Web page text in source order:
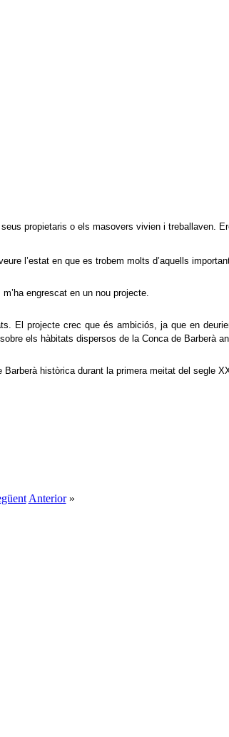
propietaris o els masovers vivien i treballaven.
l’estat en que es trobem molts d’aquells
engrescat en un nou projecte.
El projecte crec que és ambiciós, ja que en
els hàbitats dispersos de la Concade Barberà
Barberà històrica durant la primera meitat del segle
Anterior»